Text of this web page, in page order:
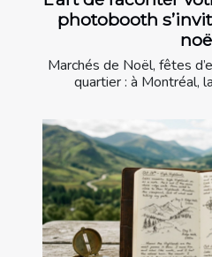
photobooth
Marchés de Noël, fêtes
quartier : à Montréal,